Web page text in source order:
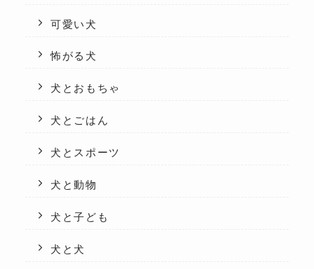
可愛い犬
怖がる犬
犬とおもちゃ
犬とごはん
犬とスポーツ
犬と動物
犬と子ども
犬と犬